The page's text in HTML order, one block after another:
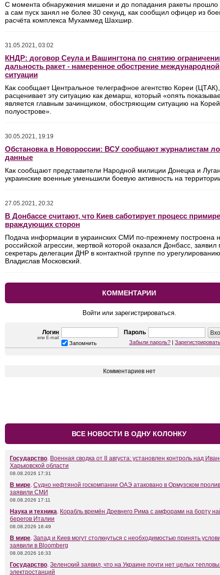
С момента обнаружения мишени и до попадания ракеты прошло
а сам пуск занял не более 30 секунд, как сообщил офицер из
расчёта комплекса Мухаммед Шахшир.
31.05.2021, 03:02
КНДР: договор Сеула и Вашингтона по снятию
дальность ракет - намеренное обострение международной
ситуации
Как сообщает Центральное телеграфное агентство Кореи
расценивает эту ситуацию как демарш, который «опять
является главным зачинщиком, обостряющим ситуацию на
полуострове».
30.05.2021, 19:19
Обстановка в Новороссии: ВСУ сообщают журналистам
данные
Как сообщают представители Народной милиции Донецка и
украинские военные уменьшили боевую активность на
27.05.2021, 20:32
В Донбассе считают, что Киев саботирует процесс
враждующих сторон
Подача информации в украинских СМИ по-прежнему построена
российской агрессии, жертвой которой оказался Донбасс, заявил
секретарь делегации ДНР в контактной группе по
Владислав Московский.
КОММЕНТАРИИ
Войти или зарегистрироваться.
Логин
или E-mail
Пароль
Запомнить Забыли пароль? |
Комментариев нет
ВСЕ НОВОСТИ В ОДНУ КОЛОНКУ
Государство. Военная сводка от 8 августа: установлен контроль над
Харьковской области
08.08.2026 17:31
В мире. Судно нефтяной госкомпании ОАЭ атаковано в Ормузском
заявили СМИ
08.08.2026 17:11
Наука и техника. Корабль времён Древнего Рима с амфорами на борту
берегов Италии
08.08.2026 16:49
В мире. Запад и Киев могут столкнуться с необходимостью принять
заявили в Bloomberg
08.08.2026 16:33
Государство. Зеленский заявил, что на Украине почти нет целых
электростанций